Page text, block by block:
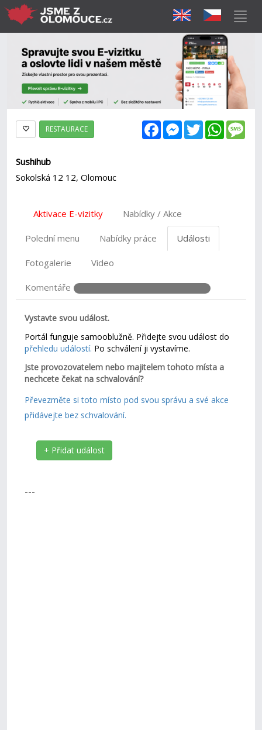
FacebookMessenger
Twitter
RESTAURACE
Sushihub
Sokolská 12 12, Olomouc
Aktivace E-vizitky Nabídky / Akce
Polední menu Nabídky práce Události
Fotogalerie Video
Komentáře
Vystavte svou událost.
Portál funguje samooblužně. Přidejte svou událost do
přehledu událostí. Po schválení ji vystavíme.
Jste provozovatelem nebo majitelem tohoto místa a
nechcete čekat na schvalování?
Převezměte si toto místo pod svou správu a své akce
přidávejte bez schvalování.
+ Přidat událost
---